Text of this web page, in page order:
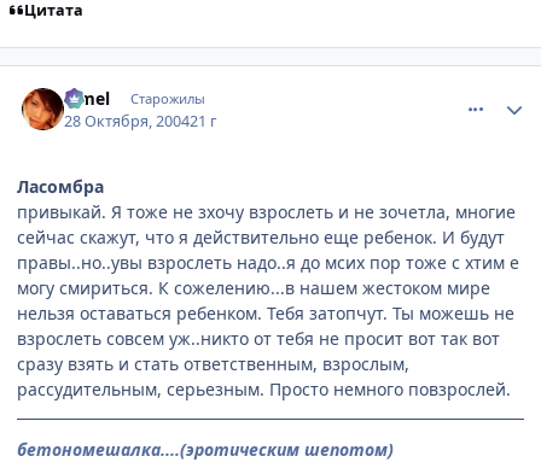
Цитата
Limel Старожилы
28 Октября, 200421 г
Ласомбра
привыкай. Я тоже не зхочу взрослеть и не зочетла, многие
сейчас скажут, что я действительно еще ребенок. И будут
правы..но..увы взрослеть надо..я до мсих пор тоже с хтим е
могу смириться. К сожелению...в нашем жестоком мире
нельзя оставаться ребенком. Тебя затопчут. Ты можешь не
взрослеть совсем уж..никто от тебя не просит вот так вот
сразу взять и стать ответственным, взрослым,
рассудительным, серьезным. Просто немного повзрослей.
бетономешалка....(эротическим шепотом)